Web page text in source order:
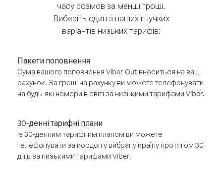
часу розмов за менші гроші.
Виберіть один з наших гнучких
варіантів низьких тарифів:
Пакети поповнення
Сума вашого поповнення Viber Out вноситься на ваш
рахунок. За гроші на рахунку ви можете телефонувати
на будь-які номери в світі за низькими тарифами Viber.
30-денні тарифні плани
Із 30-денним тарифним планом ви можете
телефонувати за кордон у вибрану країну протягом 30
днів за низькими тарифами Viber.